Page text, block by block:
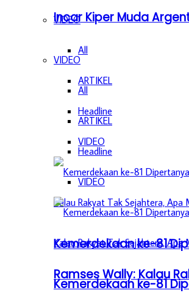
VIDEO
All
ARTIKEL
Headline
VIDEO
Kemerdekaan ke-81
Ramses Wally: Kalau
Incar Kiper Muda
VIDEO
All
ARTIKEL
Headline
VIDEO
Kemerdekaan ke-81